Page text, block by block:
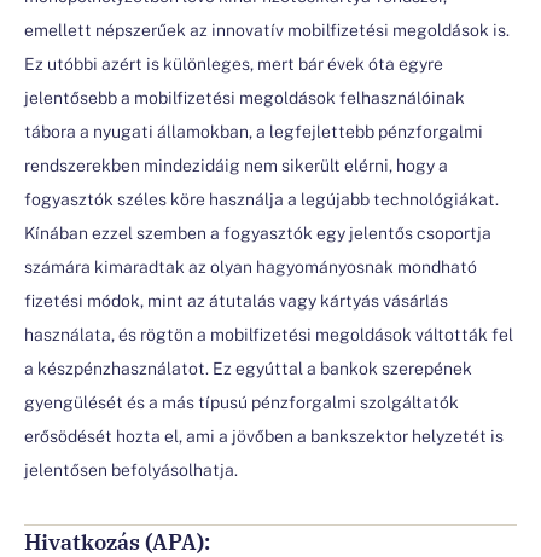
emellett népszerűek az innovatív mobilfizetési megoldások is.
Ez utóbbi azért is különleges, mert bár évek óta egyre
jelentősebb a mobilfizetési megoldások felhasználóinak
tábora a nyugati államokban, a legfejlettebb pénzforgalmi
rendszerekben mindezidáig nem sikerült elérni, hogy a
fogyasztók széles köre használja a legújabb technológiákat.
Kínában ezzel szemben a fogyasztók egy jelentős csoportja
számára kimaradtak az olyan hagyományosnak mondható
fizetési módok, mint az átutalás vagy kártyás vásárlás
használata, és rögtön a mobilfizetési megoldások váltották fel
a készpénzhasználatot. Ez egyúttal a bankok szerepének
gyengülését és a más típusú pénzforgalmi szolgáltatók
erősödését hozta el, ami a jövőben a bankszektor helyzetét is
jelentősen befolyásolhatja.
Hivatkozás (APA):